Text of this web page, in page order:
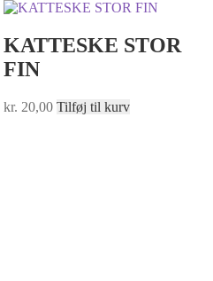
KATTESKE STOR
FIN
kr. 20,00 Tilføj til kurv